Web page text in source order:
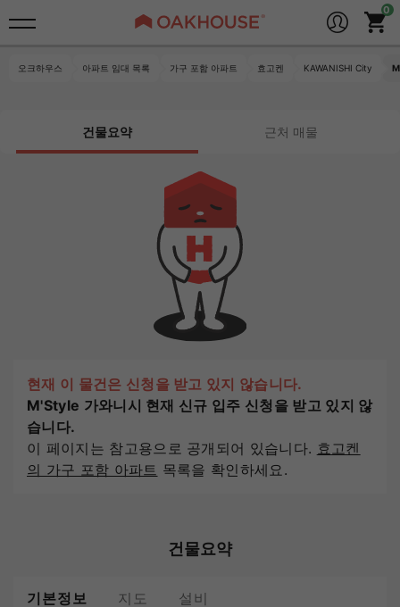
오크하우스 아파트 임대 목록 가구 포함 아파트 효고켄 KAWANISHI City
건물요약 근처 매물
현재 이 물건은 신청을 받고 있지 않습니다.
M'Style 가와니시 현재 신규 입주 신청을 받고 있지 않
습니다.
이 페이지는 참고용으로 공개되어 있습니다. 효고켄
의 가구 포함 아파트 목록을 확인하세요.
건물요약
기본정보 지도 설비